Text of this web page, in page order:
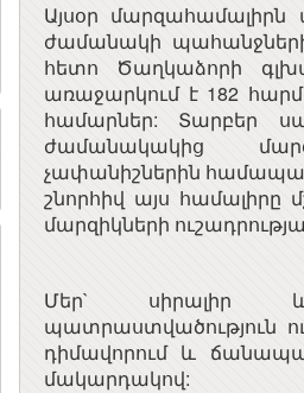
Այսօր
ժամանակի
հետո Ծաղկաձորի
առաջարկում է 182
համարներ: Տարբեր
ժամանակակից
չափանիշներին
շնորհիվ այս
մարզիկների
Մեր` սիրալիր
պատրաստվածություն
դիմավորում և
մակարդակով: